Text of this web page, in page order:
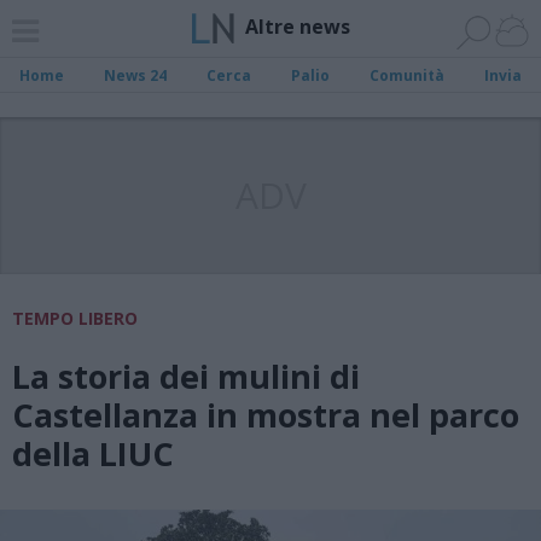
Altre news
Home News 24 Cerca Palio Comunità Invia
TEMPO LIBERO
La storia dei mulini di
Castellanza in mostra nel parco
della LIUC